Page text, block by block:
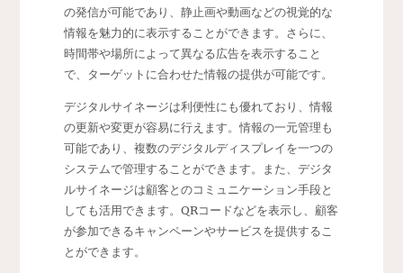
の発信が可能であり、静止画や動画などの視覚的な
情報を魅力的に表示することができます。さらに、
時間帯や場所によって異なる広告を表示すること
で、ターゲットに合わせた情報の提供が可能です。
デジタルサイネージは利便性にも優れており、情報
の更新や変更が容易に行えます。情報の一元管理も
可能であり、複数のデジタルディスプレイを一つの
システムで管理することができます。また、デジタ
ルサイネージは顧客とのコミュニケーション手段と
しても活用できます。QRコードなどを表示し、顧客
が参加できるキャンペーンやサービスを提供するこ
とができます。